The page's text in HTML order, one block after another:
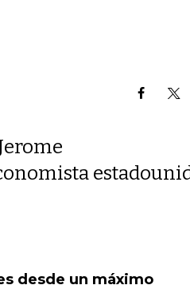
desde un máximo